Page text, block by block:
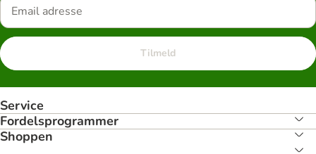
Tilmeld
Service
Fordelsprogrammer
Shoppen